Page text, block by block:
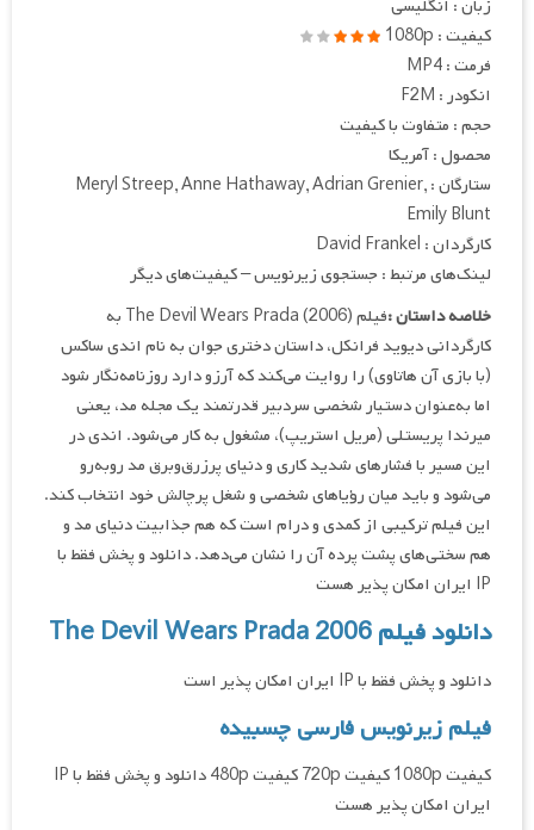
زبان : انگلیسی
کیفیت : 1080p
فرمت : MP4
انکودر : F2M
حجم : متفاوت با کیفیت
محصول : آمریکا
ستارگان : Meryl Streep, Anne Hathaway, Adrian Grenier,
Emily Blunt
کارگردان : David Frankel
لینک‌های مرتبط : جستجوی زیرنویس – کیفیت‌های دیگر
خلاصه داستان :
فیلم The Devil Wears Prada (2006) به
کارگردانی دیوید فرانکل، داستان دختری جوان به نام اندی ساکس
(با بازی آن هاتاوی) را روایت می‌کند که آرزو دارد روزنامه‌نگار شود
اما به‌عنوان دستیار شخصی سردبیر قدرتمند یک مجله مد، یعنی
میرندا پریستلی (مریل استریپ)، مشغول به کار می‌شود. اندی در
این مسیر با فشارهای شدید کاری و دنیای پرزرق‌وبرق مد روبه‌رو
می‌شود و باید میان رؤیاهای شخصی و شغل پرچالش خود انتخاب کند.
این فیلم ترکیبی از کمدی و درام است که هم جذابیت دنیای مد و
هم سختی‌های پشت پرده آن را نشان می‌دهد. دانلود و پخش فقط با
IP ایران امکان پذیر هست
دانلود فیلم The Devil Wears Prada 2006
دانلود و پخش فقط با IP ایران امکان پذیر است
فیلم زیرنویس فارسی چسبیده
کیفیت 1080p کیفیت 720p کیفیت 480p دانلود و پخش فقط با IP
ایران امکان پذیر هست